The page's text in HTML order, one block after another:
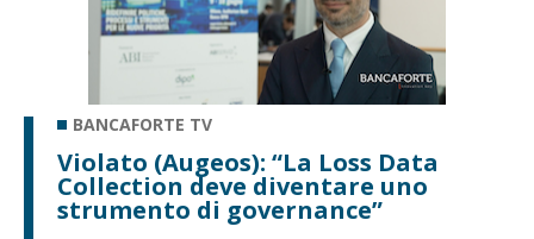
BANCAFORTE TV
Violato (Augeos): “La Loss Data
Collection deve diventare uno
strumento di governance”